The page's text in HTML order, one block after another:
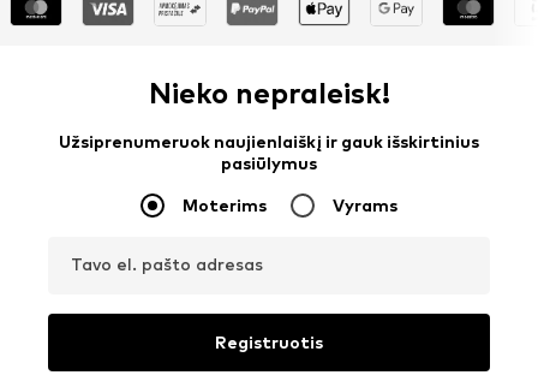
Nieko nepraleisk!
Užsiprenumeruok naujienlaiškį ir gauk išskirtinius
pasiūlymus
Moterims Vyrams
Tavo el. pašto adresas
Registruotis